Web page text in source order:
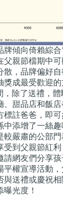
牌傾向倚賴綜
父親節檔期中
散，品牌偏好
獎成最受歡迎
，除了送禮，
、甜品店和飯
標註爸爸，即
中添增了一絲
嚴肅的公部門
受到父親節紅
請網友們分享
平權宣導活動
與送禮或慶祝
光度！